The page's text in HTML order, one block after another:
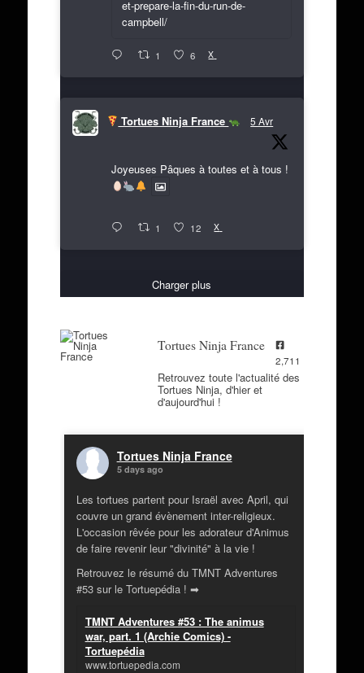
et-prepare-la-fin-du-run-de-
campbell/
1 6 X
Tortues Ninja France 5 Avr
Joyeuses Pâques à toutes et à tous !
1 12 X
Charger plus
Tortues Ninja France
2,711
Retrouvez toute l'actualité des
Tortues Ninja, d'hier et
d'aujourd'hui !
Tortues Ninja France
5 days ago
Les tortues partent pour Israël avec April, qui
couvre un grand évènement inter-religieux.
L'occasion rêvée pour les adorateur d'Animus
de faire revenir leur "divinité" à la vie !
Retrouvez le résumé du TMNT Adventures
#53 sur le Tortuepédia ! ➡
TMNT Adventures #53 : The animus
war, part. 1 (Archie Comics) -
Tortuepédia
www.tortuepedia.com